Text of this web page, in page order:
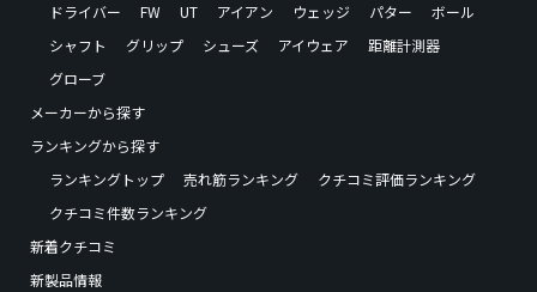
ドライバー
FW UT アイアン ウェッジ パター
ボール
シャフト
グリップ シューズ アイウェア
距離計測器
グローブ
メーカーから探す
ランキングから探す
ランキングトップ
売れ筋ランキング
クチコミ評価ランキング
クチコミ件数ランキング
新着クチコミ
新製品情報